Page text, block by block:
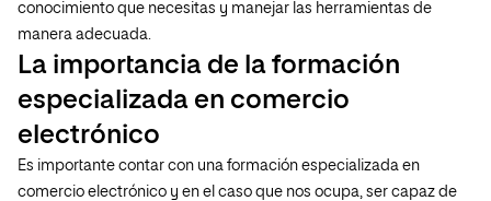
conocimiento que necesitas y manejar las herramientas de
manera adecuada.
La importancia de la formación
especializada en comercio
electrónico
Es importante contar con una formación especializada en
comercio electrónico y en el caso que nos ocupa, ser capaz de